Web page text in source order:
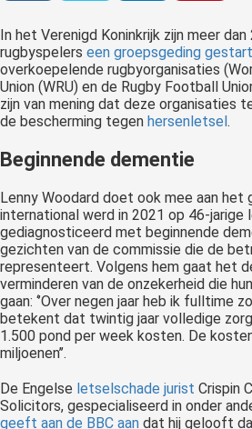
In het Verenigd Koninkrijk zijn meer
rugbyspelers een groepsgeding gestart
overkoepelende rugbyorganisaties
Union (WRU) en de Rugby Football
zijn van mening dat deze organisaties
de bescherming tegen hersenletsel .
Beginnende dementie
Lenny Woodard doet ook mee aan het
international werd in 2021 op 46-jarige
gediagnosticeerd met beginnende
gezichten van de commissie die de
representeert. Volgens hem gaat het
verminderen van de onzekerheid die
gaan: ‘’Over negen jaar heb ik fulltime
betekent dat twintig jaar volledige
1.500 pond per week kosten. De
miljoenen’’.
De Engelse letselschade jurist Crispin
Solicitors, gespecialiseerd in onder
geeft aan de BBC aan dat hij gelooft